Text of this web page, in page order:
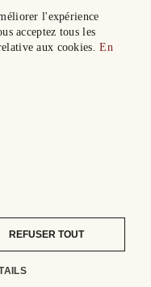
l'expérience
acceptez tous les
aux cookies.En
REFUSER TOUT